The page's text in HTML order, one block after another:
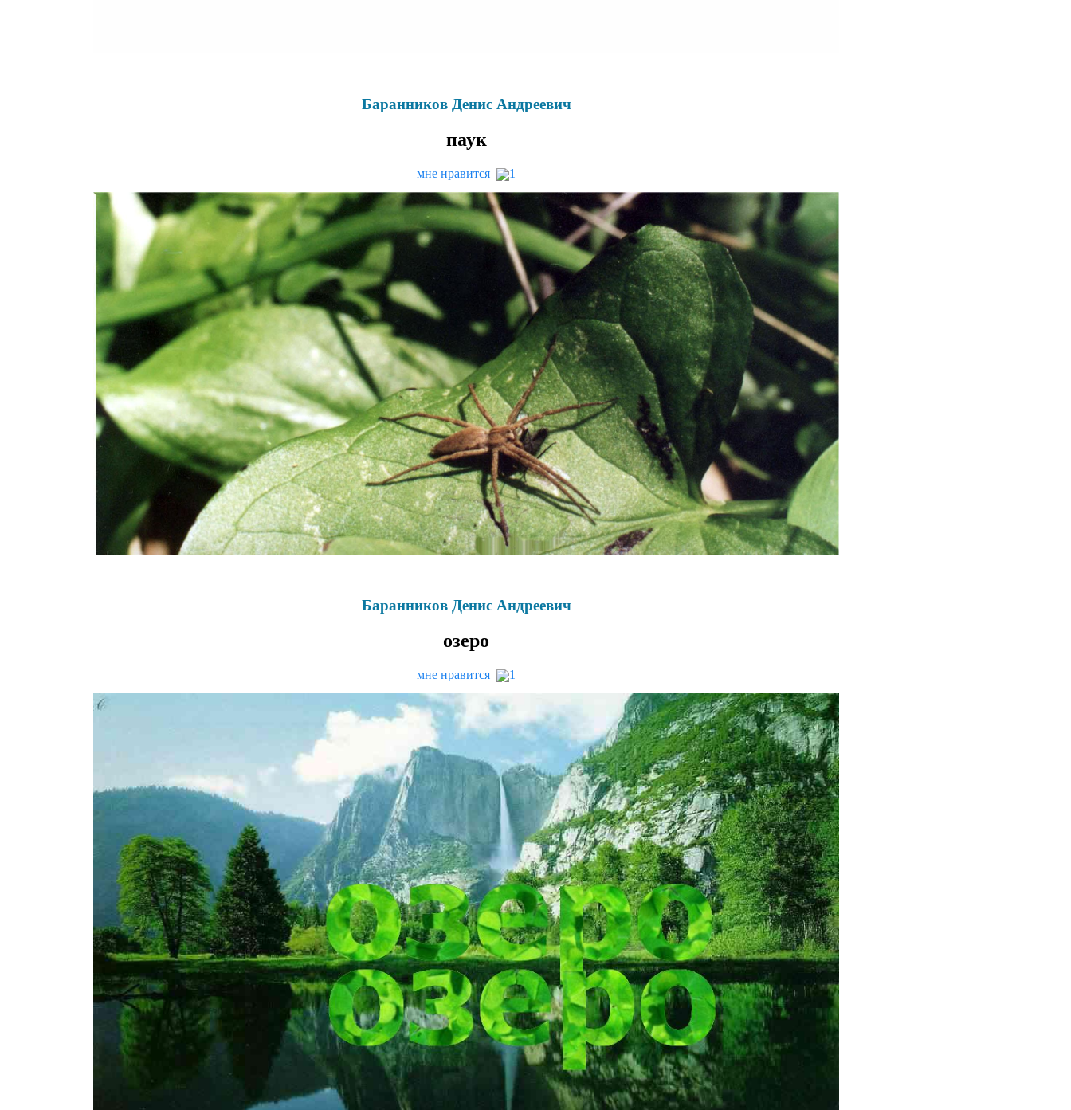
Баранников Денис Андреевич
паук
мне нравится 1
Баранников Денис Андреевич
озеро
мне нравится 1